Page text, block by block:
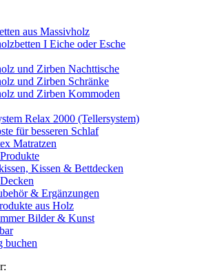
aus Massivholz
I Eiche oder Esche
und Zirben Nachttische
und Zirben Schränke
und Zirben Kommoden
Relax 2000 (Tellersystem)
für besseren Schlaf
Matratzen
Kissen & Bettdecken
& Ergänzungen
aus Holz
Bilder & Kunst
buchen